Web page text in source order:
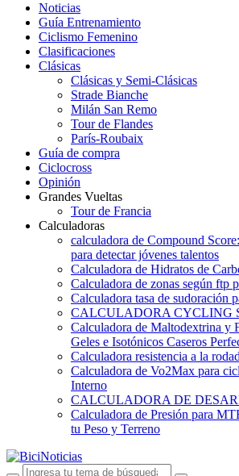
Noticias
Guía Entrenamiento
Ciclismo Femenino
Clasificaciones
Clásicas
Clásicas y Semi-Clásicas
Strade Bianche
Milán San Remo
Tour de Flandes
París-Roubaix
Guía de compra
Ciclocross
Opinión
Grandes Vueltas
Tour de Francia
Calculadoras
calculadora de Compound
para detectar jóvenes talentos
Calculadora de Hidratos de
Calculadora de zonas según ftp
Calculadora tasa de sudoración
CALCULADORA CYCLING
Calculadora de Maltodextrina y
Geles e Isotónicos Caseros
Calculadora resistencia a la
Calculadora de Vo2Max para
Interno
CALCULADORA DE
Calculadora de Presión para
tu Peso y Terreno